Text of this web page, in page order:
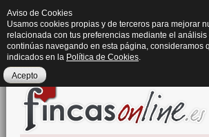
Aviso de Cookies
Usamos cookies propias y de terceros para mejorar
relacionada con tus preferencias mediante el
continúas navegando en esta página, consideramos
indicados en la Política de Cookies.
Acepto